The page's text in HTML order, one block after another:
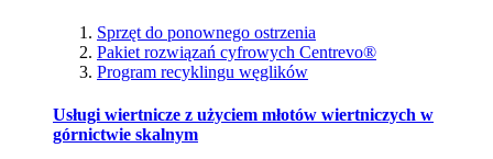
Sprzęt do ponownego ostrzenia
Pakiet rozwiązań cyfrowych Centrevo®
Program recyklingu węglików
Usługi wiertnicze z użyciem młotów wiertniczych w
górnictwie skalnym